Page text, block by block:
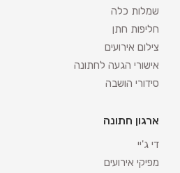
שמלות כלה
חליפות חתן
צילום אירועים
אישורי הגעה לחתונה
סידורי הושבה
ארגון חתונה
די ג'יי
מפיקי אירועים